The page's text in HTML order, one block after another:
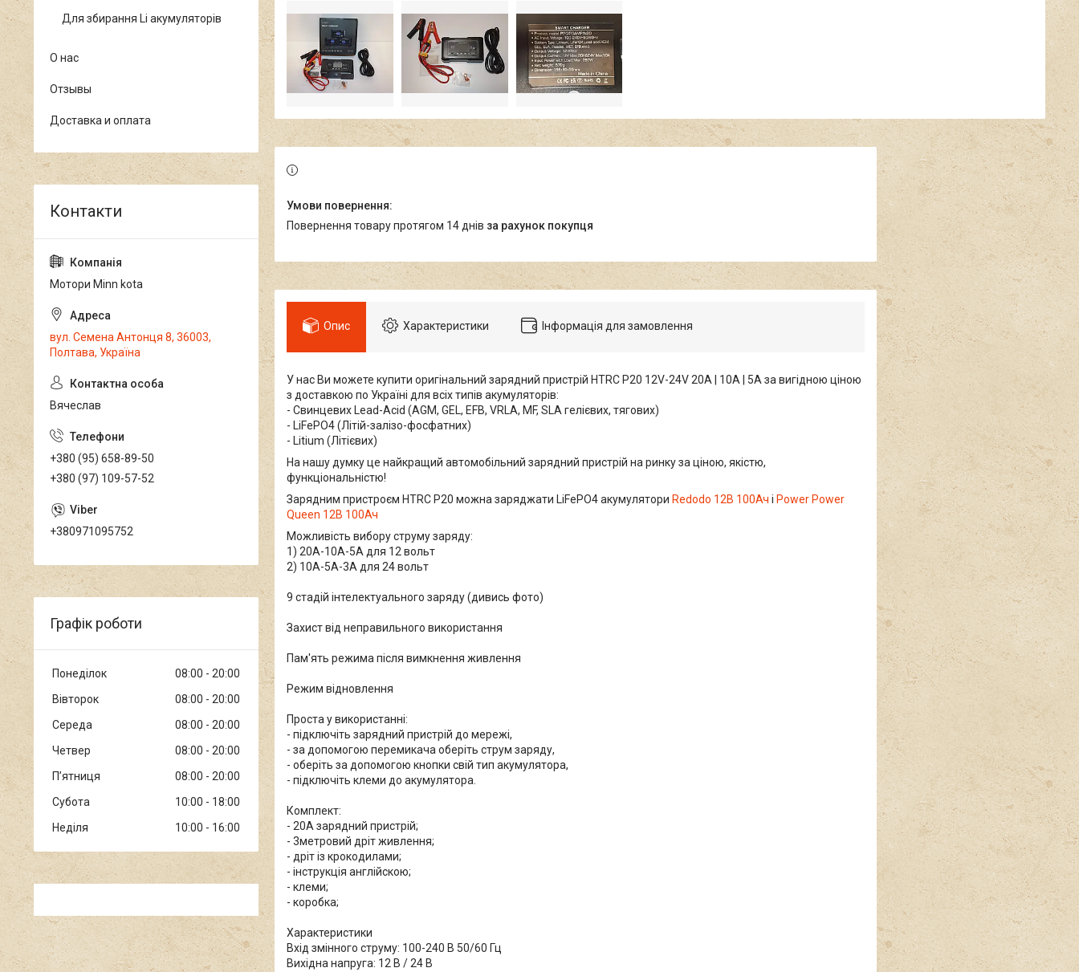
повернення товару протягом 14 днів за рахунок покупця
Опис Характеристики Інформація для замовлення
У нас Ви можете купити оригінальний зарядний пристрій HTRC P20 12V-24V 20A | 10А | 5A за вигідною ціною
з доставкою по Україні для всіх типів акумуляторів:
- Свинцевих Lead-Acid (AGM, GEL, EFB, VRLA, MF, SLA гелієвих, тягових)
- LiFePO4 (Літій-залізо-фосфатних)
- Litium (Літієвих)
На нашу думку це найкращий автомобільний зарядний пристрій на ринку за ціною, якістю,
функціональністю!
Зарядним пристроєм HTRC P20 можна заряджати LiFePO4 акумулятори Redodo 12В 100Ач і Power Power
Queen 12В 100Ач
Можливість вибору струму заряду:
1) 20А-10А-5А для 12 вольт
2) 10А-5А-3А для 24 вольт
9 стадій інтелектуального заряду (дивись фото)
Захист від неправильного використання
Пам'ять режима після вимкнення живлення
Режим відновлення
Проста у використанні:
- підключіть зарядний пристрій до мережі,
- за допомогою перемикача оберіть струм заряду,
- оберіть за допомогою кнопки свій тип акумулятора,
- підключіть клеми до акумулятора.
Комплект:
- 20A зарядний пристрій;
- 3метровий дріт живлення;
- дріт із крокодилами;
- інструкція англійскою;
- клеми;
- коробка;
Характеристики
Вхід змінного струму: 100-240 В 50/60 Гц
Вихідна напруга: 12 В / 24 В
Для збирання Li акумуляторів
О нас
Отзывы
Доставка и оплата
Мотори Minn kota
вул. Семена Антонця 8, 36003,
Полтава, Україна
Вячеслав
+380 (95) 658-89-50
+380 (97) 109-57-52
+380971095752
Графік роботи
Понеділок 08:00
20:00
Вівторок
08:00
20:00
Середа
08:00
20:00
Четвер
08:00
20:00
Пʼятниця
08:00
20:00
Субота
10:00
18:00
Неділя
10:00 16:00